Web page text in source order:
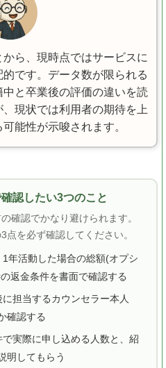
ら、現時点ではサービスに
です。データ数が限られる
と卒業後の評価の違いを読
現状では利用者の期待を上
能性が示唆されます。
認したい3つのこと
確認でかなり避けられます。
を必ず確認してください。
活動した場合の総額(オプシ
返金条件を書面で確認する
担当するカウンセラー本人
確認する
実際に申し込める人数と、紹
明してもらう